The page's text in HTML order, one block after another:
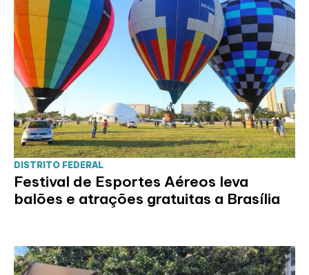
DISTRITO FEDERAL
Festival de Esportes Aéreos leva
balões e atrações gratuitas a Brasília